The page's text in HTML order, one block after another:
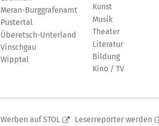
Meran-Burggrafenamt
Pustertal
Überetsch-Unterland
Vinschgau
Wipptal
Kunst
Musik
Theater
Literatur
Bildung
Kino / TV
Werben auf STOL Leserreporter werden